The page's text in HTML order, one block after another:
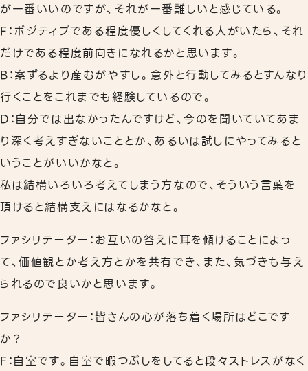
が一番いいのですが、それが一番難しいと感じている。
F：ポジティブである程度優しくしてくれる人がいたら、それ
だけである程度前向きになれるかと思います。
B：案ずるより産むがやすし。意外と行動してみるとすんなり
行くことをこれまでも経験しているので。
D：自分では出なかったんですけど、今のを聞いていてあま
り深く考えすぎないこととか、あるいは試しにやってみると
いうことがいいかなと。
私は結構いろいろ考えてしまう方なので、そういう言葉を
頂けると結構支えにはなるかなと。
ファシリテーター：お互いの答えに耳を傾けることによっ
て、価値観とか考え方とかを共有でき、また、気づきも与え
られるので良いかと思います。
ファシリテーター：皆さんの心が落ち着く場所はどこです
か？
F：自室です。自室で暇つぶしをしてると段々ストレスがなく